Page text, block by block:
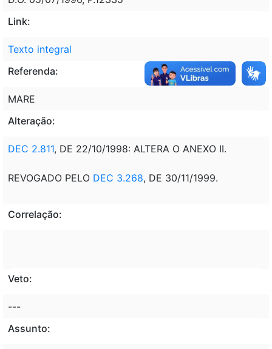
Link:
Texto integral
Referenda:
MARE
Alteração:
DEC 2.811, DE 22/10/1998: ALTERA O ANEXO II.
REVOGADO PELO DEC 3.268, DE 30/11/1999.
Correlação:
Veto:
---
Assunto: